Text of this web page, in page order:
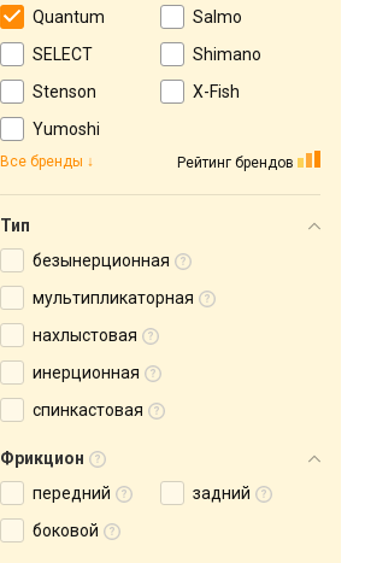
Quantum
Salmo
SELECT
Shimano
Stenson
X-Fish
Yumoshi
Рейтинг брендов
Все бренды
Тип
безынерционная
мультипликаторная
нахлыстовая
инерционная
спинкастовая
Фрикцион
передний
задний
боковой